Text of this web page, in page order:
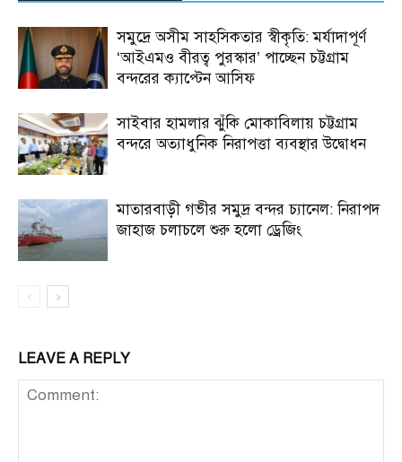
সমুদ্রে অসীম সাহসিকতার স্বীকৃতি: মর্যাদাপূর্ণ
‘আইএমও বীরত্ব পুরস্কার’ পাচ্ছেন চট্টগ্রাম
বন্দরের ক্যাপ্টেন আসিফ
সাইবার হামলার ঝুঁকি মোকাবিলায় চট্টগ্রাম
বন্দরে অত্যাধুনিক নিরাপত্তা ব্যবস্থার উদ্বোধন
মাতারবাড়ী গভীর সমুদ্র বন্দর চ্যানেল: নিরাপদ
জাহাজ চলাচলে শুরু হলো ড্রেজিং
LEAVE A REPLY